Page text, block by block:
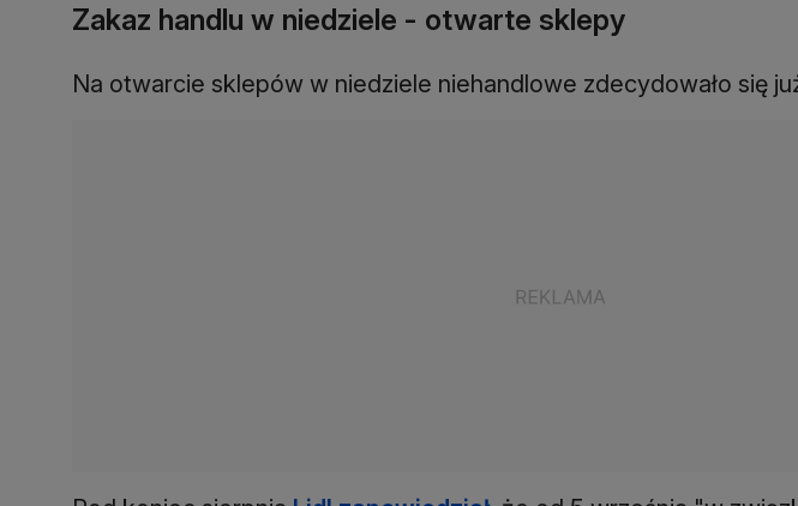
Zakaz handlu w niedziele - otwarte sklepy
Na otwarcie sklepów w niedziele niehandlowe zdecydowało się